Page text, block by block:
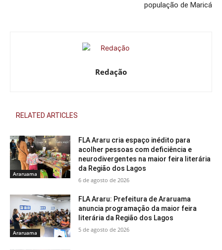
população de Maricá
Redação
RELATED ARTICLES
Araruama
FLA Araru cria espaço inédito para
acolher pessoas com deficiência e
neurodivergentes na maior feira literária
da Região dos Lagos
6 de agosto de 2026
Araruama
FLA Araru: Prefeitura de Araruama
anuncia programação da maior feira
literária da Região dos Lagos
5 de agosto de 2026